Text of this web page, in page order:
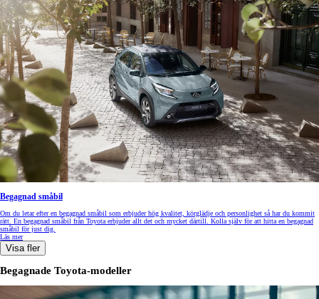
Begagnad småbil
Om du letar efter en begagnad småbil som erbjuder hög kvalitet, körglädje och personlighet så har du kommit
rätt. En begagnad småbil från Toyota erbjuder allt det och mycket därtill. Kolla själv för att hitta en begagnad
småbil för just dig.
Läs mer
Visa fler
Begagnade Toyota-modeller